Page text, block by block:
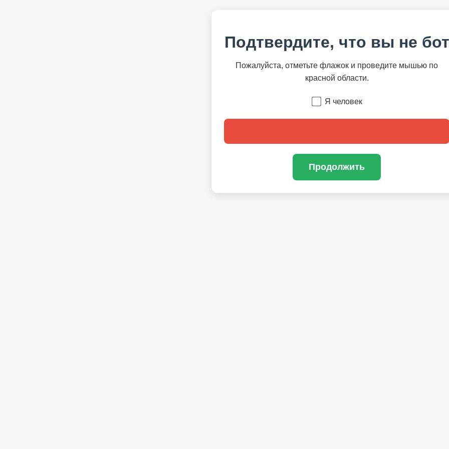
Подтвердите, что вы не бот
Пожалуйста, отметьте флажок и проведите мышью по
красной области.
Я человек
Продолжить